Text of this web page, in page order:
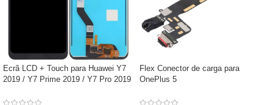
Ecrã LCD + Touch para Huawei Y7
2019 / Y7 Prime 2019 / Y7 Pro 2019
Flex Conector de carga para
OnePlus 5